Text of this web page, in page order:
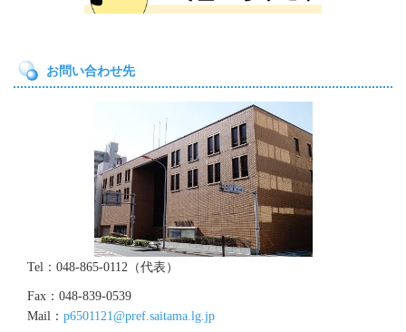
お問い合わせ先
Tel：048-865-0112（代表）
Fax：048-839-0539
Mail： p6501121@pref.saitama.lg.jp